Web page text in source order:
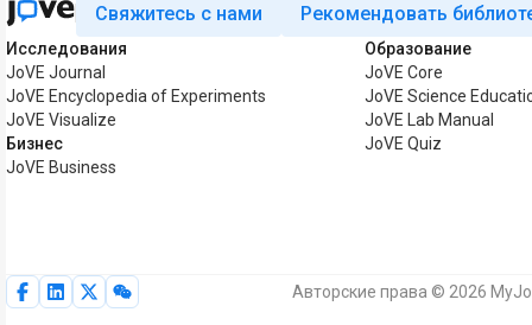
Свяжитесь с нами Рекомендовать
Исследования
JoVE Journal
JoVE Encyclopedia of Experiments
JoVE Visualize
Бизнес
JoVE Business
Образование
JoVE Core
JoVE Science
JoVE Lab Manual
JoVE Quiz
Авторские права © 2026